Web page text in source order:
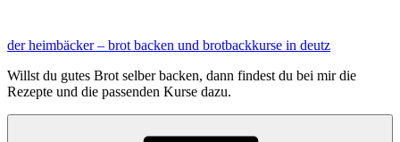
springen
der heimbäcker – brot backen und brotbackkurse in deutz
Willst du gutes Brot selber backen, dann findest du bei mir die
Rezepte und die passenden Kurse dazu.